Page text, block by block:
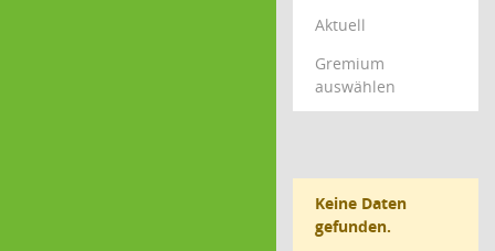
Aktuell
Gremium
auswählen
Keine Daten
gefunden.